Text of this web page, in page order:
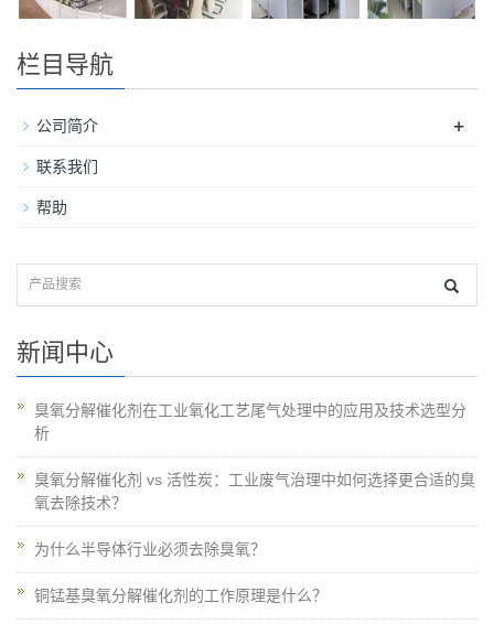
栏目导航
公司简介 +
联系我们
帮助
新闻中心
臭氧分解催化剂在工业氧化工艺尾气处理中的应用及技术选型分
析
臭氧分解催化剂 vs 活性炭：工业废气治理中如何选择更合适的臭
氧去除技术？
为什么半导体行业必须去除臭氧？
铜锰基臭氧分解催化剂的工作原理是什么？